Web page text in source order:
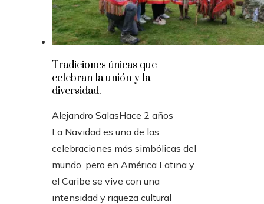
Tradiciones únicas que
celebran la unión y la
diversidad.
Alejandro SalasHace 2 años
La Navidad es una de las
celebraciones más simbólicas del
mundo, pero en América Latina y
el Caribe se vive con una
intensidad y riqueza cultural